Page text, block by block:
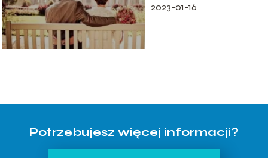
2023-01-16
Potrzebujesz więcej informacji?